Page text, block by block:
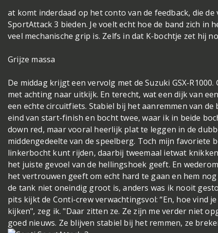
at komt inderdaad op het conto van de feedback, die
SportAttack 3 bieden. Je voelt echt hoe de band zich in
veel mechanische grip is. Zelfs in dat K-bochtje zet hij
Grijze massa
De middag krijgt een vervolg met de Suzuki GSX-
met achting naar uitkijk. En terecht, wat een dijk van
een echte circuitfiets. Stabiel bij het aanremmen van
eind van start-finish en bocht twee, waar ik in beide
down red, maar vooral heerlijk plat te leggen in de
middengedeelte van de speelberg. Toch mijn favoriete
linkerbocht kunt rijden, daarbij tweemaal ietwat
het juiste gevoel van de hellingshoek geeft. En
het vertrouwen geeft om echt hard te gaan en hem
de tank niet oneindig groot is, anders was ik nooit
pits kijkt de Conti-crew verwachtingsvol: “En, hoe vind je
kijken", zeg ik. "Daar zitten ze. Ze zijn me verder niet
goed nieuws. Ze blijven stabiel bij het remmen, ze